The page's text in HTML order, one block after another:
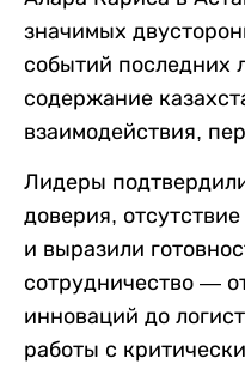
значимых
событий последних
содержание
взаимодействия,
Лидеры
доверия,
и выразили
сотрудничество —
инноваций до
работы с